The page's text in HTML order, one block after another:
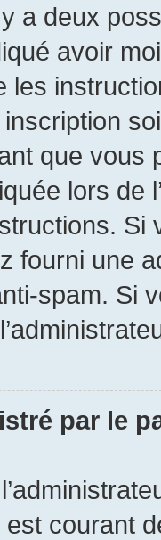
a deux
avoir
les
que
lors de
Si
fourni une
spam. Si
par le
courant